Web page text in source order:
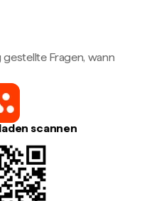
Fragen, wann
scannen